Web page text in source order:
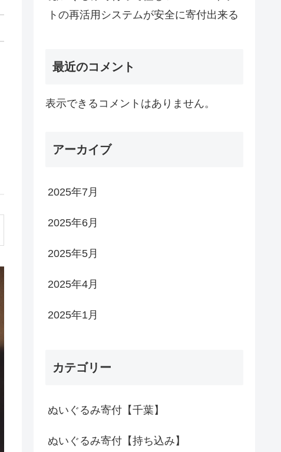
トの再活用システムが安全に寄付出来る
最近のコメント
表示できるコメントはありません。
アーカイブ
2025年7月
2025年6月
2025年5月
2025年4月
2025年1月
カテゴリー
ぬいぐるみ寄付【千葉】
ぬいぐるみ寄付【持ち込み】